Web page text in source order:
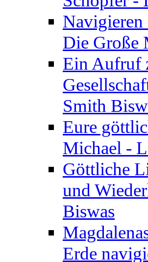
Navigieren
Die Große
Ein Aufruf
Smith
Eure
Michael -
Göttliche
und
Biswas
Erde